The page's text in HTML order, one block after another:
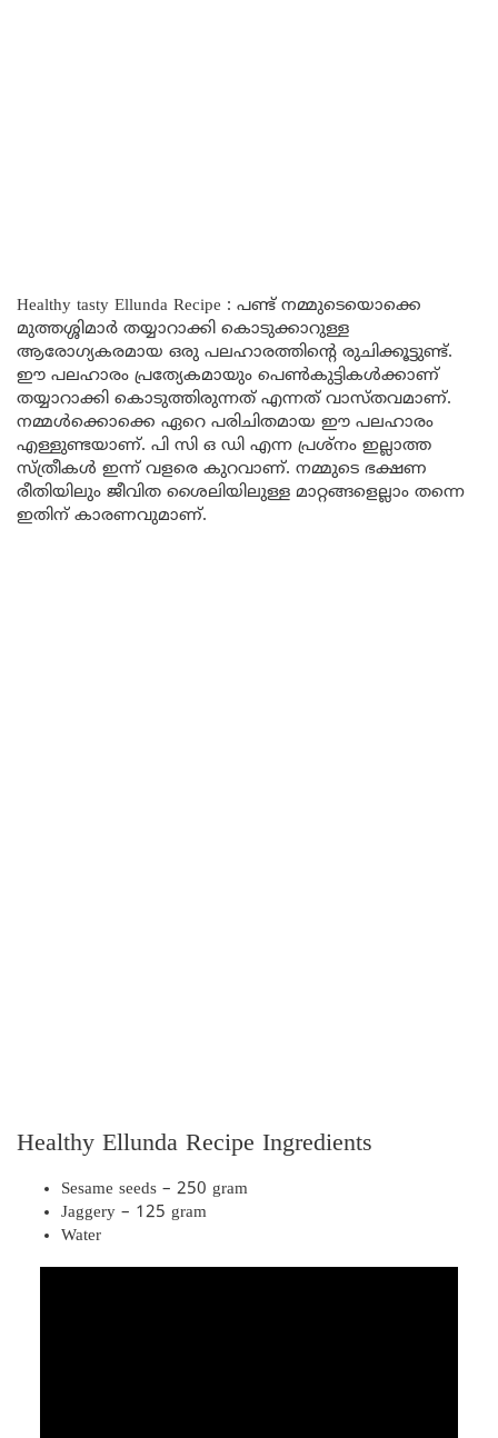
Healthy tasty Ellunda Recipe : പണ്ട് നമ്മുടെയൊക്കെ
മുത്തശ്ശിമാർ തയ്യാറാക്കി കൊടുക്കാറുള്ള
ആരോഗ്യകരമായ ഒരു പലഹാരത്തിന്റെ രുചിക്കൂട്ടുണ്ട്.
ഈ പലഹാരം പ്രത്യേകമായും പെൺകുട്ടികൾക്കാണ്
തയ്യാറാക്കി കൊടുത്തിരുന്നത് എന്നത് വാസ്തവമാണ്.
നമ്മൾക്കൊക്കെ ഏറെ പരിചിതമായ ഈ പലഹാരം
എള്ളുണ്ടയാണ്. പി സി ഒ ഡി എന്ന പ്രശ്നം ഇല്ലാത്ത
സ്ത്രീകൾ ഇന്ന് വളരെ കുറവാണ്. നമ്മുടെ ഭക്ഷണ
രീതിയിലും ജീവിത ശൈലിയിലുള്ള മാറ്റങ്ങളെല്ലാം തന്നെ
ഇതിന് കാരണവുമാണ്.
Healthy Ellunda Recipe Ingredients
Sesame seeds – 250 gram
Jaggery – 125 gram
Water